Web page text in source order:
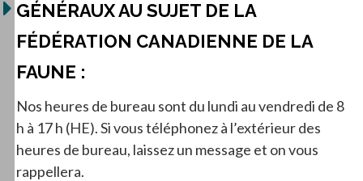
GÉNÉRAUX AU SUJET DE LA
FÉDÉRATION CANADIENNE DE LA
FAUNE :
Nos heures de bureau sont du lundi au vendredi de 8
h à 17 h (HE). Si vous téléphonez à l’extérieur des
heures de bureau, laissez un message et on vous
rappellera.